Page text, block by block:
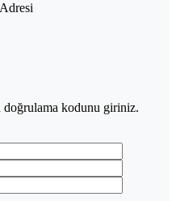
doğrulama kodunu giriniz.